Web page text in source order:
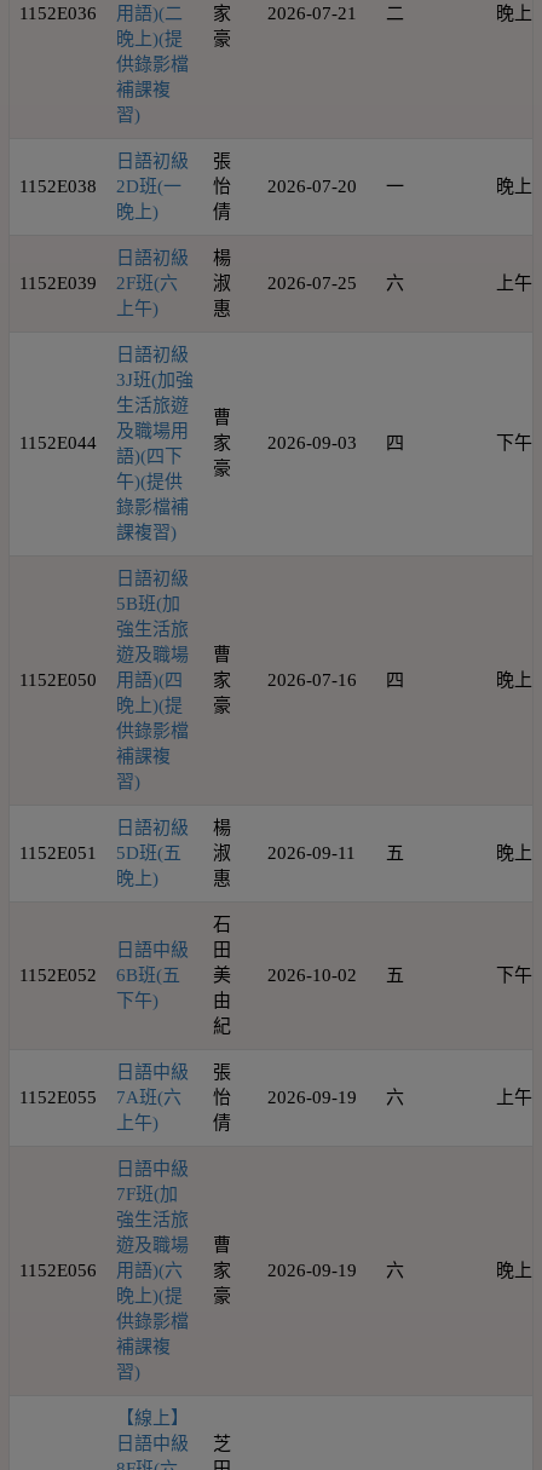
1152E036
用語)(二
晚上)(提
供錄影檔
補課複
習)
家
豪
2026-07-21 二 晚上
1152E038
日語初級
2D班(一
晚上)
張
怡
倩
2026-07-20 一 晚上
1152E039
日語初級
2F班(六
上午)
楊
淑
惠
2026-07-25 六 上午
1152E044
日語初級
3J班(加強
生活旅遊
及職場用
語)(四下
午)(提供
錄影檔補
課複習)
曹
家
豪
2026-09-03 四 下午
1152E050
日語初級
5B班(加
強生活旅
遊及職場
用語)(四
晚上)(提
供錄影檔
補課複
習)
曹
家
豪
2026-07-16 四 晚上
1152E051
日語初級
5D班(五
晚上)
楊
淑
惠
2026-09-11 五 晚上
1152E052
日語中級
6B班(五
下午)
石
田
美
由
紀
2026-10-02 五 下午
1152E055
日語中級
7A班(六
上午)
張
怡
倩
2026-09-19 六 上午
1152E056
日語中級
7F班(加
強生活旅
遊及職場
用語)(六
晚上)(提
供錄影檔
補課複
習)
曹
家
豪
2026-09-19 六 晚上
【線上】
日語中級
芝